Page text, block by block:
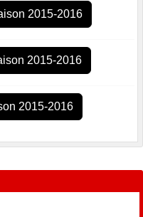
2015-2016
2015-2016
2015-2016